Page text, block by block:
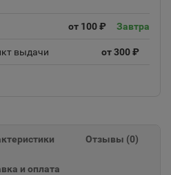
от 100 ₽ Завтра
выдачи от 300 ₽
Отзывы (0)
и оплата